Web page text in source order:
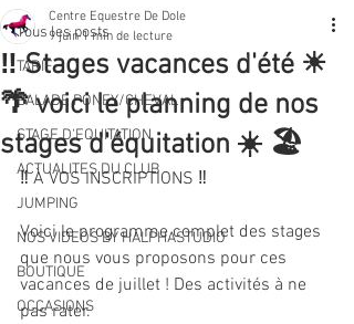
Tous les posts
TARIF
BALADE PONEY/CHEVAL
STAGE D'EQUITATION
ACTUALITES DU CLUB
JUMPING
NOS VIDEOS BY HALPHASTUDIO
BOUTIQUE
OCCASIONS
‼ Stages vacances d'été ☀
🌴 voici le planning de nos
stages d'équitation ☀️ 🏖️
Centre Equestre De Dole
9 juin 1 min de lecture
‼ À VOS INSCRIPTIONS ‼
Voici le programme complet des stages
que nous vous proposons pour ces
vacances de juillet ! Des activités à ne
pas rater.